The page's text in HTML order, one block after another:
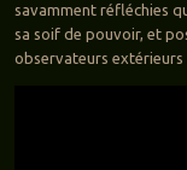
savamment réfléchies
sa soif de pouvoir, et
observateurs